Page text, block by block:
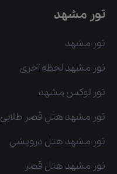
تور مشهد
تور مشهد
تور مشهد لحظه آخری
تور لوکس مشهد
تور مشهد هتل قصر طلایی
تور مشهد هتل درویشی
تور مشهد هتل قصر